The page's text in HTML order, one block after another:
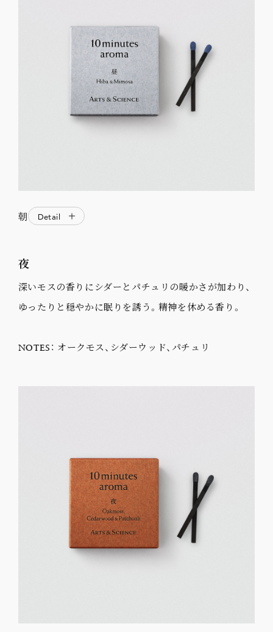
朝 Detail
夜
深いモスの香りにシダーとパチュリの暖かさが加わり、
ゆったりと穏やかに眠りを誘う。精神を休める香り。
NOTES： オークモス、シダーウッド、パチュリ